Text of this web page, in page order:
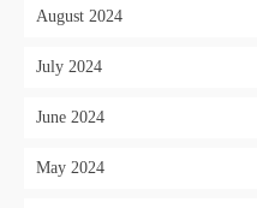
August 2024
July 2024
June 2024
May 2024